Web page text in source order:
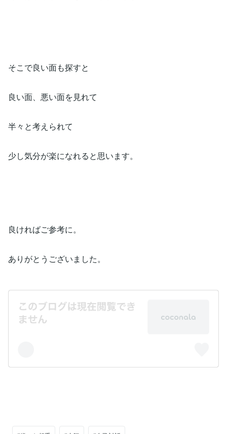
そこで良い面も探すと
良い面、悪い面を見れて
半々と考えられて
少し気分が楽になれると思います。
良ければご参考に。
ありがとうございました。